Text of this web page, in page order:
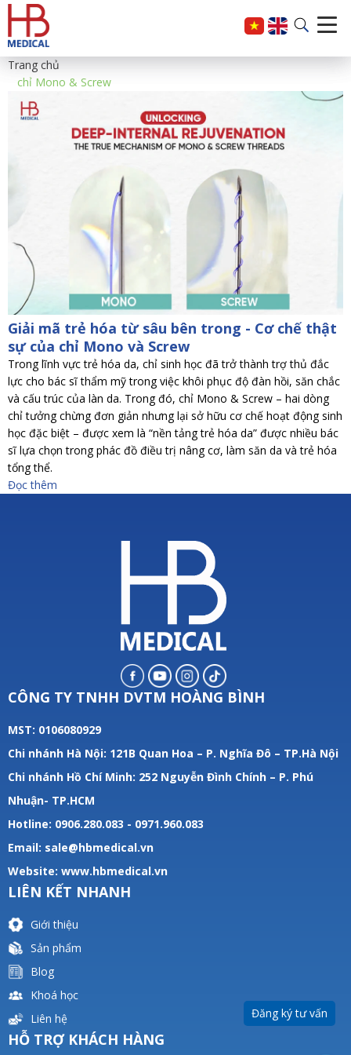
Trang chủ
chỉ Mono & Screw
Giải mã trẻ hóa từ sâu bên trong - Cơ chế thật
sự của chỉ Mono và Screw
Trong lĩnh vực trẻ hóa da, chỉ sinh học đã trở thành trợ thủ đắc
lực cho bác sĩ thẩm mỹ trong việc khôi phục độ đàn hồi, săn chắc
và cấu trúc của làn da. Trong đó, chỉ Mono & Screw – hai dòng
chỉ tưởng chừng đơn giản nhưng lại sở hữu cơ chế hoạt động sinh
học đặc biệt – được xem là “nền tảng trẻ hóa da” được nhiều bác
sĩ lựa chọn trong phác đồ điều trị nâng cơ, làm săn da và trẻ hóa
tổng thể.
Đọc thêm
Đăng ký tư vấn
CÔNG TY TNHH DVTM HOÀNG BÌNH
MST: 0106080929
Chi nhánh Hà Nội: 121B Quan Hoa – P. Nghĩa Đô – TP.Hà Nội
Chi nhánh Hồ Chí Minh: 252 Nguyễn Đình Chính – P. Phú
Nhuận- TP.HCM
Hotline: 0906.280.083 - 0971.960.083
Email: sale@hbmedical.vn
Website: www.hbmedical.vn
LIÊN KẾT NHANH
Giới thiệu
Sản phẩm
Blog
Khoá học
Liên hệ
HỖ TRỢ KHÁCH HÀNG